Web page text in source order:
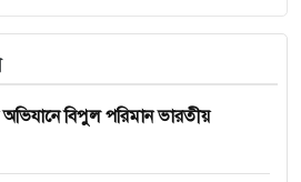
অভিযানে বিপুল পরিমান ভারতীয়